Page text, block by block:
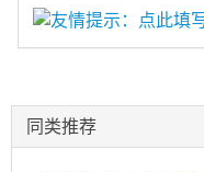
友情提示：点此填
同类推荐